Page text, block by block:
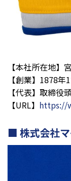
【本社所在地】
【創業】1878年
【代表】取締役
【URL】 https://
株式会社